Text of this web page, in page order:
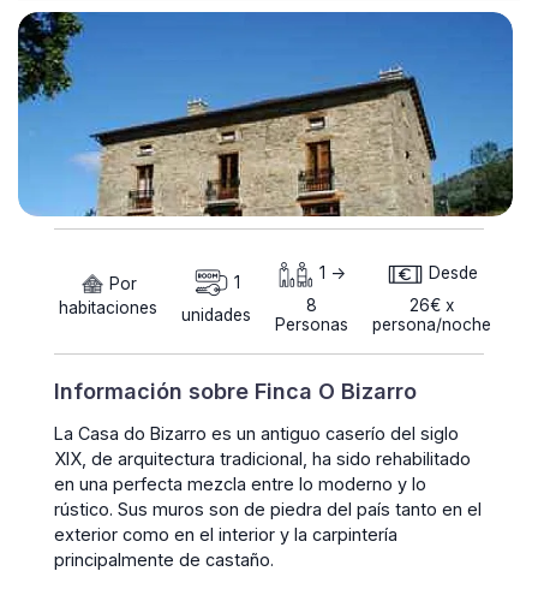
Por
habitaciones
1
unidades
1 ->
8
Personas
Desde
26€ x
persona/noche
Información sobre Finca O Bizarro
La Casa do Bizarro es un antiguo caserío del siglo
XIX, de arquitectura tradicional, ha sido rehabilitado
en una perfecta mezcla entre lo moderno y lo
rústico. Sus muros son de piedra del país tanto en el
exterior como en el interior y la carpintería
principalmente de castaño.